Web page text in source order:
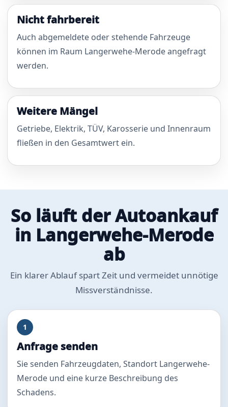
Nicht fahrbereit
Auch abgemeldete oder stehende Fahrzeuge
können im Raum Langerwehe-Merode angefragt
werden.
Weitere Mängel
Getriebe, Elektrik, TÜV, Karosserie und Innenraum
fließen in den Gesamtwert ein.
So läuft der Autoankauf
in Langerwehe-Merode
ab
Ein klarer Ablauf spart Zeit und vermeidet unnötige
Missverständnisse.
1
Anfrage senden
Sie senden Fahrzeugdaten, Standort Langerwehe-
Merode und eine kurze Beschreibung des
Schadens.